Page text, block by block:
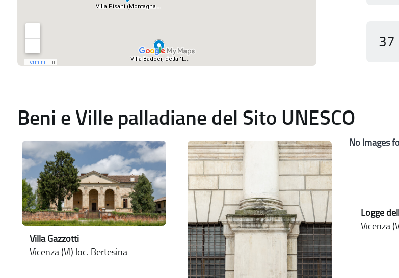
37
Beni e Ville palladiane del Sito UNESCO
Villa Gazzotti
Vicenza (VI) loc. Bertesina
No Images
Logge
Vicenza